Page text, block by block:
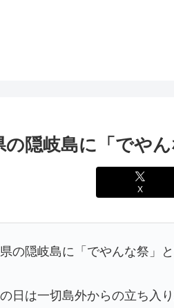
の隠岐島に「でや
X
の隠岐島に「でやんな祭」
の日は一切島外からの立ち入